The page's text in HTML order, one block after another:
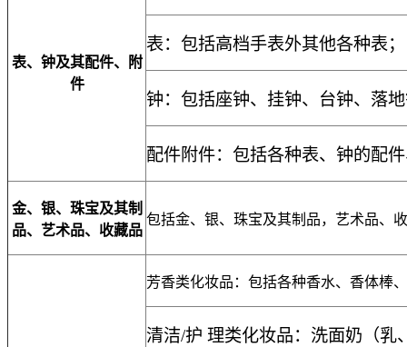
表、钟及其配件、附
件
表：包括高档手表外其他各种表；
钟：包括座钟、挂钟、台钟、落
配件附件：包括各种表、钟的配
金、银、珠宝及其制
品、艺术品、收藏品
包括金、银、珠宝及其制品，艺术品、
芳香类化妆品：包括各种香水、香体棒
清洁/护 理类化妆品：洗面奶（乳